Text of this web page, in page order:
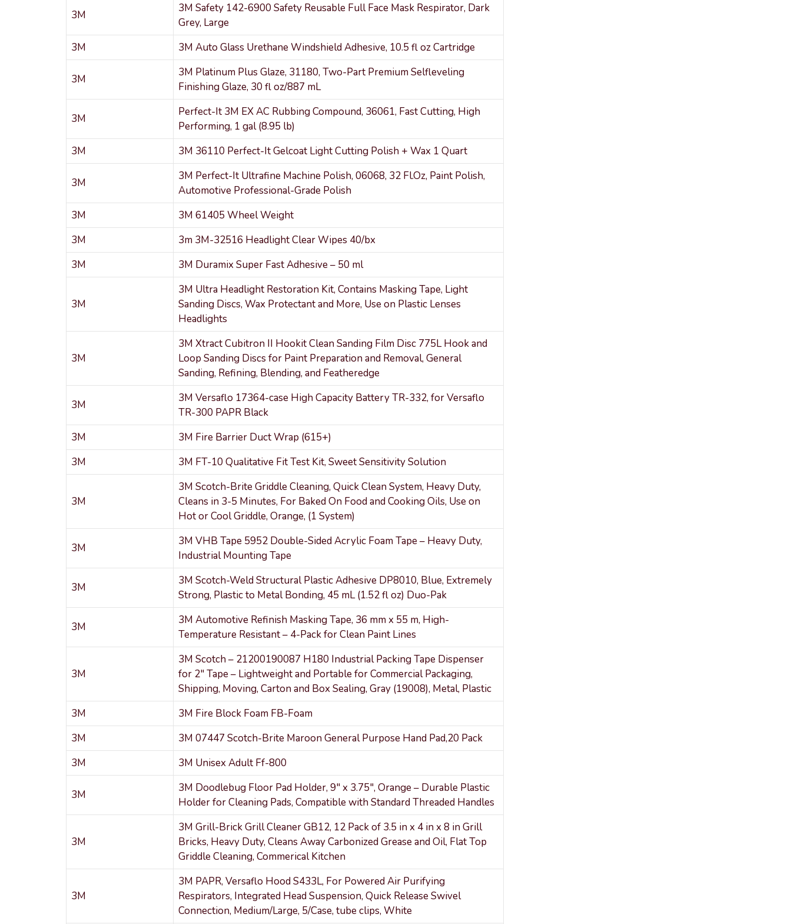
3M
3M Safety 142-6900 Safety Reusable Full Face Mask Respirator, Dark
Grey, Large
3M
3M Auto Glass Urethane Windshield Adhesive, 10.5 fl oz Cartridge
3M
3M Platinum Plus Glaze, 31180, Two-Part Premium Selfleveling
Finishing Glaze, 30 fl oz/887 mL
3M
Perfect-It 3M EX AC Rubbing Compound, 36061, Fast Cutting, High
Performing, 1 gal (8.95 lb)
3M
3M 36110 Perfect-It Gelcoat Light Cutting Polish + Wax 1 Quart
3M
3M Perfect-It Ultrafine Machine Polish, 06068, 32 Fl.Oz, Paint Polish,
Automotive Professional-Grade Polish
3M
3M 61405 Wheel Weight
3M
3m 3M-32516 Headlight Clear Wipes 40/bx
3M
3M Duramix Super Fast Adhesive – 50 ml
3M
3M Ultra Headlight Restoration Kit, Contains Masking Tape, Light
Sanding Discs, Wax Protectant and More, Use on Plastic Lenses
Headlights
3M
3M Xtract Cubitron II Hookit Clean Sanding Film Disc 775L Hook and
Loop Sanding Discs for Paint Preparation and Removal, General
Sanding, Refining, Blending, and Featheredge
3M
3M Versaflo 17364-case High Capacity Battery TR-332, for Versaflo
TR-300 PAPR Black
3M
3M Fire Barrier Duct Wrap (615+)
3M
3M FT-10 Qualitative Fit Test Kit, Sweet Sensitivity Solution
3M
3M Scotch-Brite Griddle Cleaning, Quick Clean System, Heavy Duty,
Cleans in 3-5 Minutes, For Baked On Food and Cooking Oils, Use on
Hot or Cool Griddle, Orange, (1 System)
3M
3M VHB Tape 5952 Double-Sided Acrylic Foam Tape – Heavy Duty,
Industrial Mounting Tape
3M
3M Scotch-Weld Structural Plastic Adhesive DP8010, Blue, Extremely
Strong, Plastic to Metal Bonding, 45 mL (1.52 fl oz) Duo-Pak
3M
3M Automotive Refinish Masking Tape, 36 mm x 55 m, High-
Temperature Resistant – 4-Pack for Clean Paint Lines
3M
3M Scotch – 21200190087 H180 Industrial Packing Tape Dispenser
for 2″ Tape – Lightweight and Portable for Commercial Packaging,
Shipping, Moving, Carton and Box Sealing, Gray (19008), Metal, Plastic
3M
3M Fire Block Foam FB-Foam
3M
3M 07447 Scotch-Brite Maroon General Purpose Hand Pad,20 Pack
3M
3M Unisex Adult Ff-800
3M
3M Doodlebug Floor Pad Holder, 9″ x 3.75″, Orange – Durable Plastic
Holder for Cleaning Pads, Compatible with Standard Threaded Handles
3M
3M Grill-Brick Grill Cleaner GB12, 12 Pack of 3.5 in x 4 in x 8 in Grill
Bricks, Heavy Duty, Cleans Away Carbonized Grease and Oil, Flat Top
Griddle Cleaning, Commerical Kitchen
3M
3M PAPR, Versaflo Hood S433L, For Powered Air Purifying
Respirators, Integrated Head Suspension, Quick Release Swivel
Connection, Medium/Large, 5/Case, tube clips, White